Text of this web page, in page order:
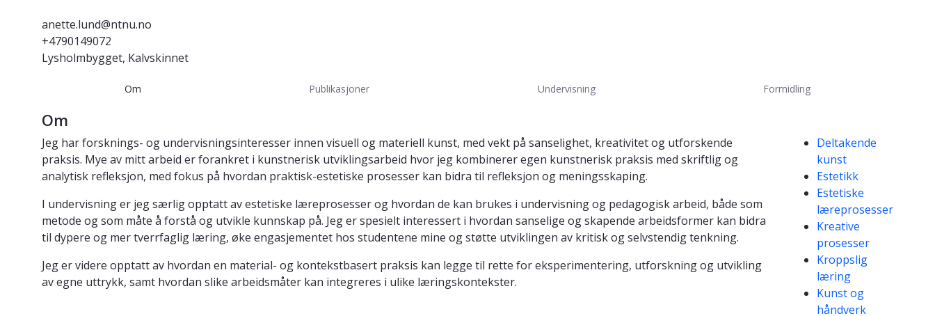
anette.lund@ntnu.no
+4790149072
Lysholmbygget, Kalvskinnet
Om Publikasjoner Undervisning Formidling
Om
Jeg har forsknings- og undervisningsinteresser innen visuell og materiell kunst, med vekt på sanselighet, kreativitet og utforskende
praksis. Mye av mitt arbeid er forankret i kunstnerisk utviklingsarbeid hvor jeg kombinerer egen kunstnerisk praksis med skriftlig og
analytisk refleksjon, med fokus på hvordan praktisk-estetiske prosesser kan bidra til refleksjon og meningsskaping.
I undervisning er jeg særlig opptatt av estetiske læreprosesser og hvordan de kan brukes i undervisning og pedagogisk arbeid, både som
metode og som måte å forstå og utvikle kunnskap på. Jeg er spesielt interessert i hvordan sanselige og skapende arbeidsformer kan bidra
til dypere og mer tverrfaglig læring, øke engasjementet hos studentene mine og støtte utviklingen av kritisk og selvstendig tenkning.
Jeg er videre opptatt av hvordan en material- og kontekstbasert praksis kan legge til rette for eksperimentering, utforskning og utvikling
av egne uttrykk, samt hvordan slike arbeidsmåter kan integreres i ulike læringskontekster.
Kompetanseord
Deltakende
kunst
Estetikk
Estetiske
læreprosesser
Kreative
prosesser
Kroppslig
læring
Kunst og
håndverk